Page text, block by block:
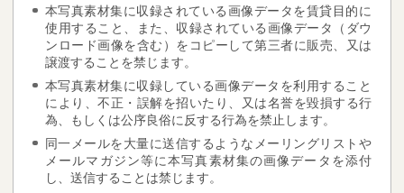
本写真素材集に収録されている画像データを賃貸目的に
使用すること、また、収録されている画像データ（ダウ
ンロード画像を含む）をコピーして第三者に販売、又は
譲渡することを禁じます。
本写真素材集に収録している画像データを利用すること
により、不正・誤解を招いたり、又は名誉を毀損する行
為、もしくは公序良俗に反する行為を禁止します。
同一メールを大量に送信するようなメーリングリストや
メールマガジン等に本写真素材集の画像データを添付
し、送信することは禁じます。